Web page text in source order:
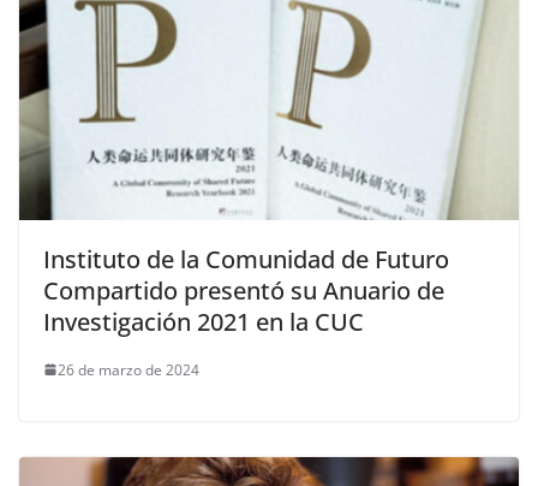
Instituto de la Comunidad de Futuro
Compartido presentó su Anuario de
Investigación 2021 en la CUC
26 de marzo de 2024